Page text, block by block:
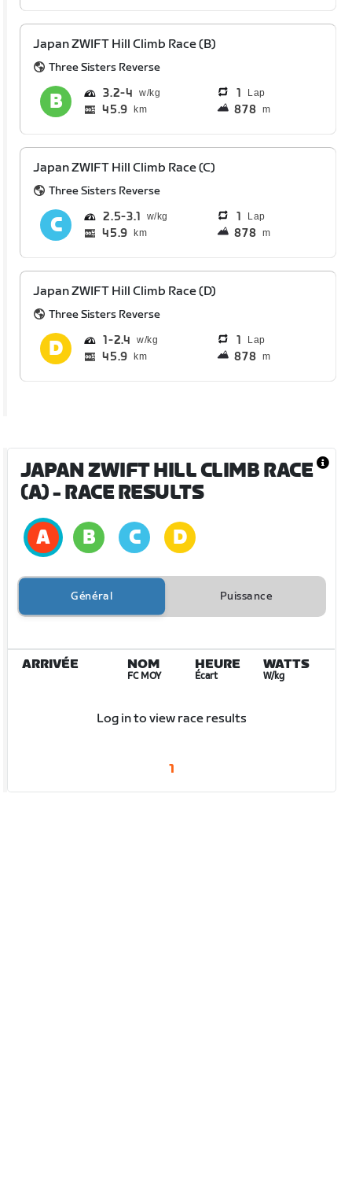
Japan ZWIFT Hill Climb Race (B)
Three Sisters Reverse
3.2 4 1 Lap
45.9 km 878 m
Japan ZWIFT Hill Climb Race (C)
Three Sisters Reverse
2.5 3.1 1 Lap
45.9 km 878 m
Japan ZWIFT Hill Climb Race (D)
Three Sisters Reverse
1 2.4 1 Lap
45.9 km 878 m
JAPAN ZWIFT HILL CLIMB RACE
(A)- RACE RESULTS
Général Puissance
ARRIVÉE NOM
FC MOY
HEURE
Écart
WATTS
W/kg
Log in to view race results
1